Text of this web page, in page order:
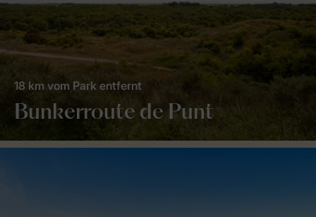
Bunkerroute de Punt
18 km vom Park entfernt